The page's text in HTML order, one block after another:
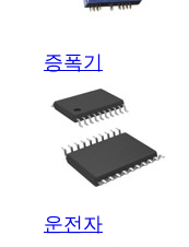
증폭기
운전자